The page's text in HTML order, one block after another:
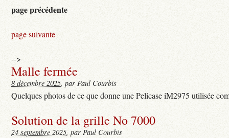
page précédente
page suivante
-->
Malle fermée
8 décembre 2025, par Paul Courbis
Quelques photos de ce que donne une Pelicase iM2975 utilisée
Solution de la grille No 7000
24 septembre 2025, par Paul Courbis